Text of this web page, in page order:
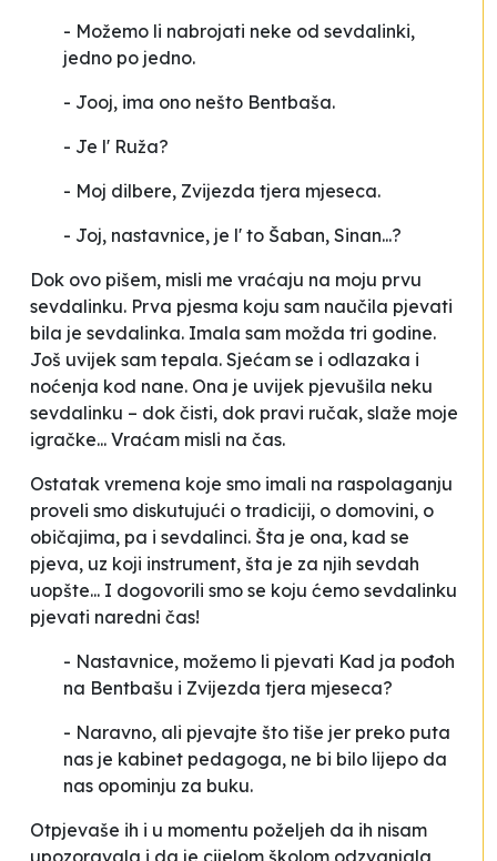
- Možemo li nabrojati neke od sevdalinki,
jedno po jedno.
- Jooj, ima ono nešto Bentbaša.
- Je l' Ruža?
- Moj dilbere, Zvijezda tjera mjeseca.
- Joj, nastavnice, je l' to Šaban, Sinan...?
Dok ovo pišem, misli me vraćaju na moju prvu
sevdalinku. Prva pjesma koju sam naučila pjevati
bila je sevdalinka. Imala sam možda tri godine.
Još uvijek sam tepala. Sjećam se i odlazaka i
noćenja kod nane. Ona je uvijek pjevušila neku
sevdalinku – dok čisti, dok pravi ručak, slaže moje
igračke... Vraćam misli na čas.
Ostatak vremena koje smo imali na raspolaganju
proveli smo diskutujući o tradiciji, o domovini, o
običajima, pa i sevdalinci. Šta je ona, kad se
pjeva, uz koji instrument, šta je za njih sevdah
uopšte... I dogovorili smo se koju ćemo sevdalinku
pjevati naredni čas!
- Nastavnice, možemo li pjevati Kad ja pođoh
na Bentbašu i Zvijezda tjera mjeseca?
- Naravno, ali pjevajte što tiše jer preko puta
nas je kabinet pedagoga, ne bi bilo lijepo da
nas opominju za buku.
Otpjevaše ih i u momentu poželjeh da ih nisam